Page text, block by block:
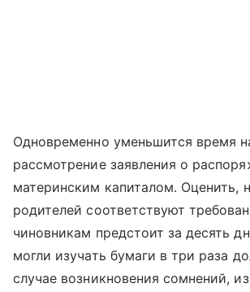
Одновременно уменьшится время
рассмотрение заявления о
материнским капиталом. Оценить,
родителей соответствуют
чиновникам предстоит за десять
могли изучать бумаги в три раза
случае возникновения сомнений,